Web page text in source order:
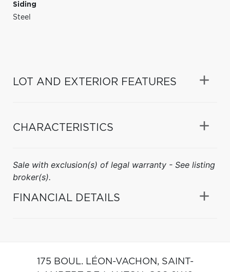
Siding
Steel
LOT AND EXTERIOR FEATURES
CHARACTERISTICS
Sale with exclusion(s) of legal warranty - See listing
broker(s).
FINANCIAL DETAILS
175 BOUL. LÉON-VACHON, SAINT-